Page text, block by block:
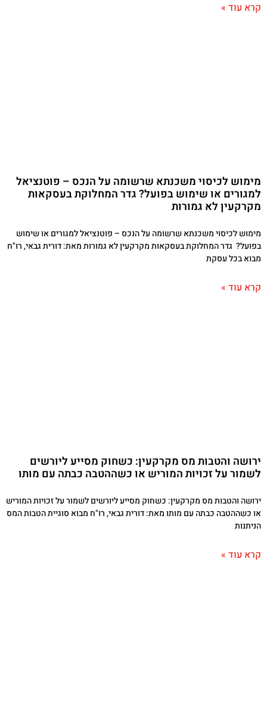
קרא עוד »
מימוש לכיסוי משכנתא שרשומה על הנכס – פוטנציאל
למגורים או שימוש בפועל? גדר המחלוקת בעסקאות
מקרקעין לא גמורות
מימוש לכיסוי משכנתא שרשומה על הנכס – פוטנציאל למגורים או שימוש
בפועל? גדר המחלוקת בעסקאות מקרקעין לא גמורות מאת: דורית גבאי, רו"ח
מבוא בכל עסקת
קרא עוד »
ירושה והטבות מס מקרקעין: כשחוק מסייע ליורשים
לשמור על זכויות המוריש או כשההטבה כבתה עם מותו
ירושה והטבות מס מקרקעין: כשחוק מסייע ליורשים לשמור על זכויות המוריש
או כשההטבה כבתה עם מותו מאת: דורית גבאי, רו"ח מבוא סוגיית הטבות המס
הניתנות
קרא עוד »